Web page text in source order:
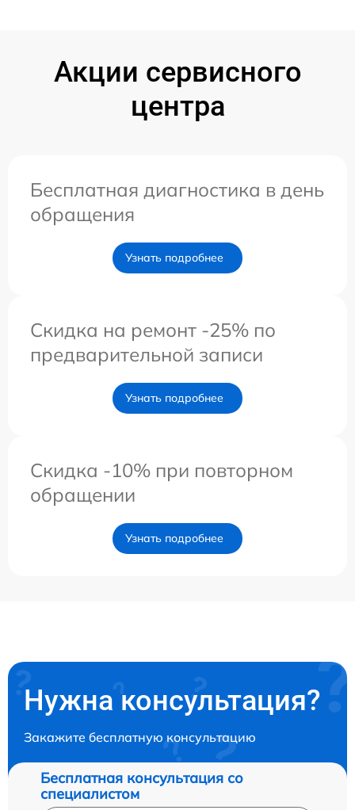
Акции сервисного
центра
Бесплатная диагностика в день
обращения
Узнать подробнее
Скидка на ремонт -25% по
предварительной записи
Узнать подробнее
Скидка -10% при повторном
обращении
Узнать подробнее
Нужна консультация?
Закажите бесплатную консультацию
Бесплатная консультация со
специалистом